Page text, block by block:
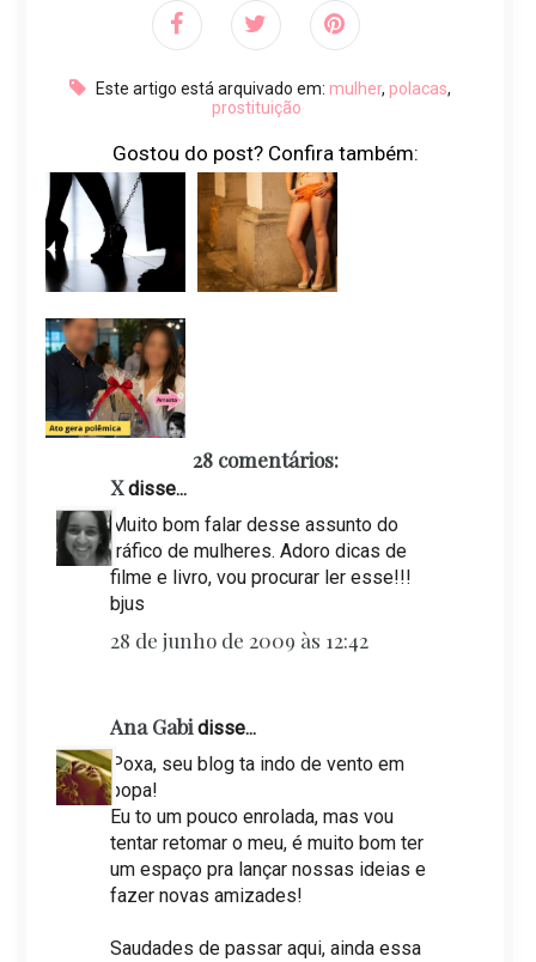
Este artigo está arquivado em: mulher, polacas,
prostituição
Gostou do post? Confira também:
28 comentários:
Xdisse...
Muito bom falar desse assunto do
tráfico de mulheres. Adoro dicas de
filme e livro, vou procurar ler esse!!!
bjus
28 de junho de 2009 às 12:42
Ana Gabidisse...
Poxa, seu blog ta indo de vento em
popa!
Eu to um pouco enrolada, mas vou
tentar retomar o meu, é muito bom ter
um espaço pra lançar nossas ideias e
fazer novas amizades!
Saudades de passar aqui, ainda essa